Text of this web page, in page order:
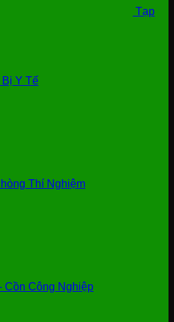
Tạp
Bị Y Tế
Thí Nghiệm
Cồn Công Nghiệp